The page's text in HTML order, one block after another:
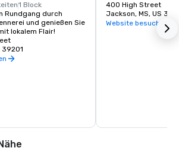
1 Block
Rundgang durch
und genießen Sie
lokalem Flair!
39201
400 High Street
Jackson, MS, US
Website besuchen